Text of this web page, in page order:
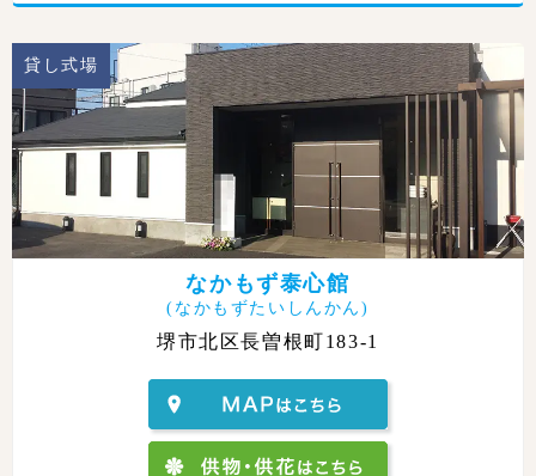
貸し式場
なかもず泰心館
(なかもずたいしんかん)
堺市北区長曽根町183-1